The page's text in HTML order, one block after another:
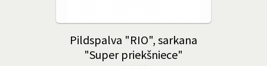
Pildspalva "RIO", sarkana
"Super priekšniece"